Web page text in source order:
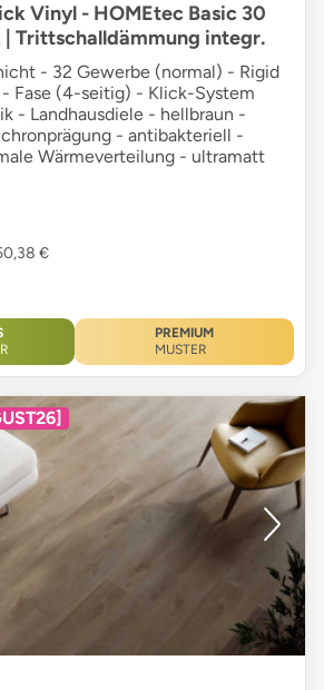
Vinyl - HOMEtec Basic 30
| Trittschalldämmung integr.
- 32 Gewerbe (normal) - Rigid
- Fase (4-seitig) - Klick-System
- Landhausdiele - hellbraun -
- antibakteriell -
Wärmeverteilung - ultramatt
€
PREMIUM
MUSTER